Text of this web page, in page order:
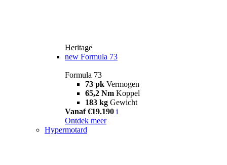
Heritage
new Formula 73
Formula 73
73 pk Vermogen
65,2 Nm Koppel
183 kg Gewicht
Vanaf €19.190 i
Ontdek meer
Hypermotard